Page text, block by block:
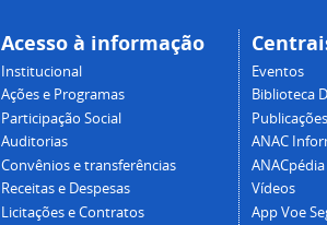
Acesso à informação
Institucional
Ações e Programas
Participação Social
Auditorias
Convênios e transferências
Receitas e Despesas
Licitações e Contratos
Eventos
Biblioteca
Publicações
ANAC
ANACpédia
Vídeos
App Voe